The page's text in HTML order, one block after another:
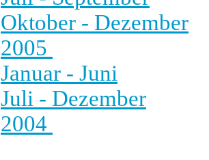
Oktober - Dezember
2005
Januar - Juni
Juli - Dezember
2004